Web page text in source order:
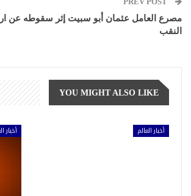
مصرع العامل عثمان أبو سبيت إثر سقوطه عن
النقب
YOU MIGHT ALSO LIKE
أخبار العالم أخبار